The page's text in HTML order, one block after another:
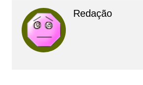
Redação